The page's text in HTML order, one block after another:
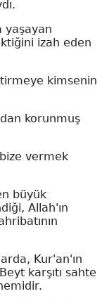
yaşayan
izah eden
kimsenin
korunmuş
vermek
büyük
Allah'ın
Kur'an'ın
karşıtı sahte